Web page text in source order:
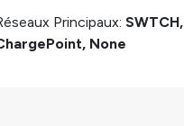
Principaux: SWTCH,
None